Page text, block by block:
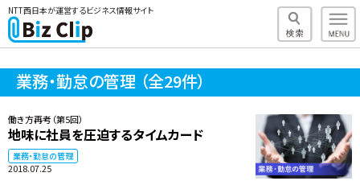
NTT西日本が運営するビジネス情報サイト
業務・勤怠の管理 （全29件）
働き方再考（第5回）
地味に社員を圧迫するタイムカード
業務・勤怠の管理
2018.07.25